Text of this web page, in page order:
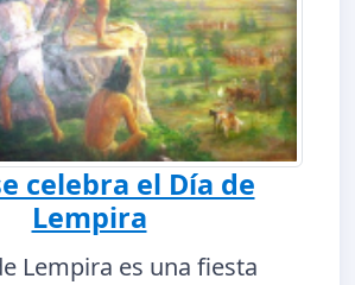
celebra el Día de
Lempira
Lempira es una fiesta